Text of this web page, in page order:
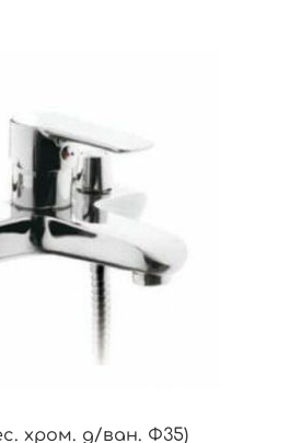
хром. д/ван. Ф35)